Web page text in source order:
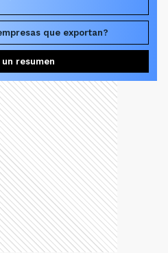
que exportan?
un resumen